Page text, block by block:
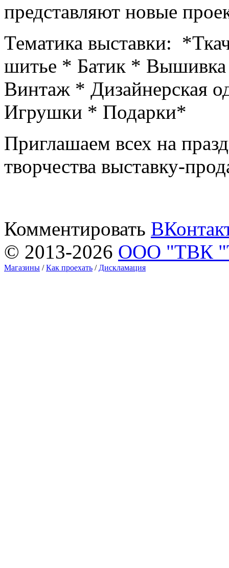
представляют новые
Тематика выставки:
шитье * Батик *
Винтаж * Дизайнерская
Игрушки * Подарки*
Приглашаем всех на
творчества выставку-
Комментировать
© 2013-2026 ООО "ТВК
Магазины /Как проехать / Дискламация